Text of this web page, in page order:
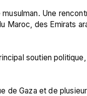
Une
Maroc, des Emirats
soutien politique,
de Gaza et de